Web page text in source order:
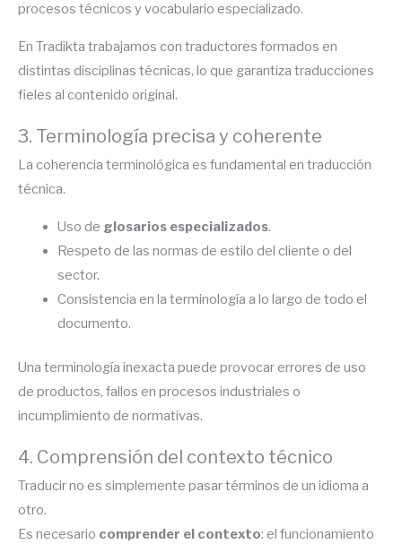
procesos técnicos y vocabulario especializado.
En Tradikta trabajamos con traductores formados en
distintas disciplinas técnicas, lo que garantiza traducciones
fieles al contenido original.
3. Terminología precisa y coherente
La coherencia terminológica es fundamental en traducción
técnica.
Uso de glosarios especializados.
Respeto de las normas de estilo del cliente o del
sector.
Consistencia en la terminología a lo largo de todo el
documento.
Una terminología inexacta puede provocar errores de uso
de productos, fallos en procesos industriales o
incumplimiento de normativas.
4. Comprensión del contexto técnico
Traducir no es simplemente pasar términos de un idioma a
otro.
Es necesario comprender el contexto: el funcionamiento